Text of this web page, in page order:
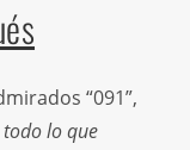
“091”,
todo lo que